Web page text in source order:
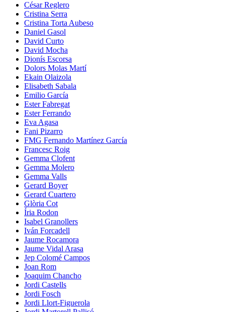
César Reglero
Cristina Serra
Cristina Torta Aubeso
Daniel Gasol
David Curto
David Mocha
Dionís Escorsa
Dolors Molas Martí
Ekain Olaizola
Elisabeth Sabala
Emilio García
Ester Fabregat
Ester Ferrando
Eva Agasa
Fani Pizarro
FMG Fernando Martínez García
Francesc Roig
Gemma Clofent
Gemma Molero
Gemma Valls
Gerard Boyer
Gerard Cuartero
Glòria Cot
Íria Rodon
Isabel Granollers
Iván Forcadell
Jaume Rocamora
Jaume Vidal Arasa
Jep Colomé Campos
Joan Rom
Joaquim Chancho
Jordi Castells
Jordi Fosch
Jordi Llort-Figuerola